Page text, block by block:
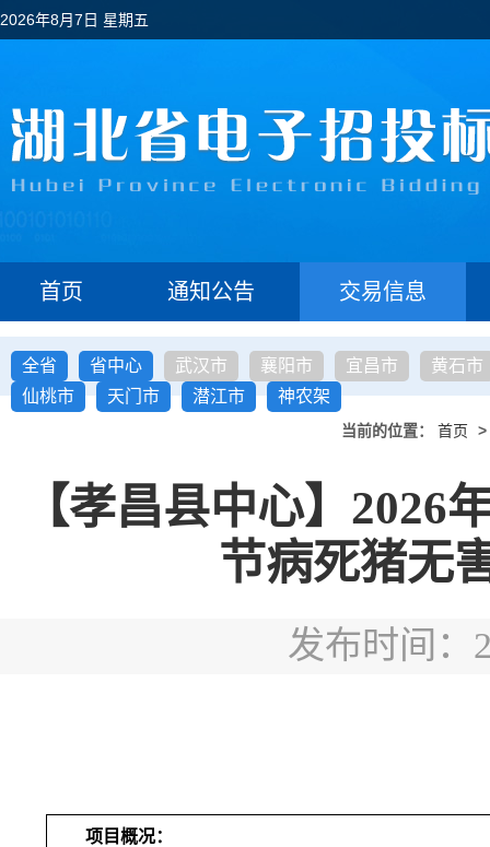
2026年8月7日 星期五
首页 通知公告 交易信息
全省 省中心 武汉市 襄阳市 宜昌市
黄石市
仙桃市
天门市 潜江市 神农架
当前的位置： 首页 >
【孝昌县中心】2026
节病死猪无
发布时间：
项目概况：